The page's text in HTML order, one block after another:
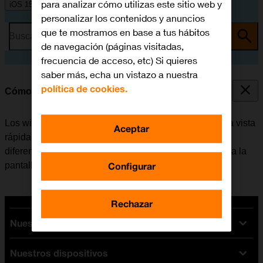
iOS 15.0
Busca por problema o tema
Cómo utilizar los widgets
Los widgets del móvil se pueden utilizar para tener una vista
rápida de las apps favoritas. Es posible elegir entre
diferentes tamaños de widgets, agruparlos y añadirlos a la
pantalla de inicio.
Nuestras tarifas
Tarifas Orange
Nuestros dispositivos
para analizar cómo utilizas este sitio web y
personalizar los contenidos y anuncios
que te mostramos en base a tus hábitos
de navegación (páginas visitadas,
frecuencia de acceso, etc) Si quieres
saber más, echa un vistazo a nuestra
política de cookies.
Configurar
Rechazar
Aceptar